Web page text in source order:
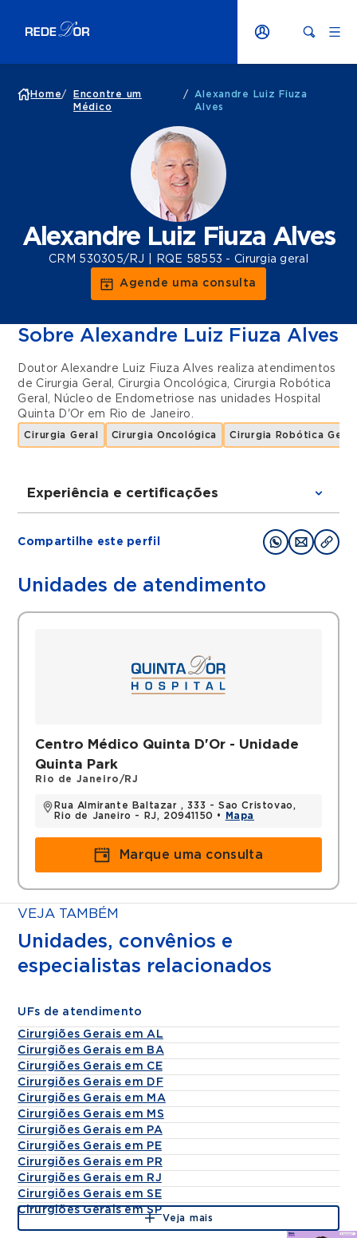
Home/
Encontre um
Médico
/
Alexandre Luiz Fiuza
Alves
Alexandre Luiz Fiuza Alves
CRM 530305/RJ | RQE 58553 - Cirurgia geral
Agende uma consulta
Sobre Alexandre Luiz Fiuza Alves
Doutor Alexandre Luiz Fiuza Alves realiza atendimentos
de Cirurgia Geral, Cirurgia Oncológica, Cirurgia Robótica
Geral , Núcleo de Endometriose nas unidades Hospital
Quinta D'Or em Rio de Janeiro.
Cirurgia Geral Cirurgia Oncológica Cirurgia Robótica Geral
Experiência e certificações
Residência em Cirurgia Geral HGB
Especialização em Vídeolaparoscopia
Professor da FTESM medicina
departamento de cirurgia
Filho desde 1993
Mestre em cirurgia Geral
robótica
Professor da Faculdade de Medicina Souza
Marques
Compartilhe este perfil
Unidades de atendimento
Centro Médico Quinta D'Or - Unidade
Quinta Park
Rio de Janeiro/RJ
Rua Almirante Baltazar , 333 - Sao Cristovao,
Rio de Janeiro - RJ, 20941150 •
Mapa
Marque uma consulta
VEJA TAMBÉM
Unidades, convênios e
especialistas relacionados
UFs de atendimento
Cirurgiões Gerais em AL
Cirurgiões Gerais em BA
Cirurgiões Gerais em CE
Cirurgiões Gerais em DF
Cirurgiões Gerais em MA
Cirurgiões Gerais em MS
Cirurgiões Gerais em PA
Cirurgiões Gerais em PE
Cirurgiões Gerais em PR
Cirurgiões Gerais em RJ
Cirurgiões Gerais em SE
Cirurgiões Gerais em SP
Veja mais